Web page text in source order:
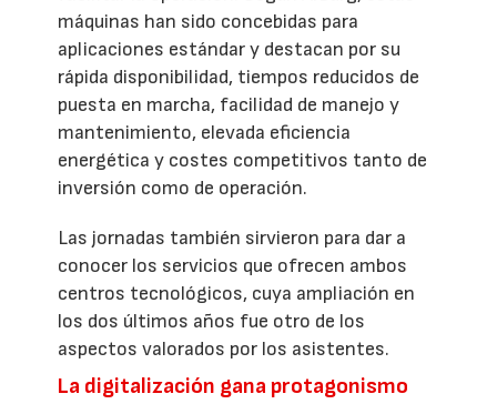
máquinas han sido concebidas para
aplicaciones estándar y destacan por su
rápida disponibilidad, tiempos reducidos de
puesta en marcha, facilidad de manejo y
mantenimiento, elevada eficiencia
energética y costes competitivos tanto de
inversión como de operación.
Las jornadas también sirvieron para dar a
conocer los servicios que ofrecen ambos
centros tecnológicos, cuya ampliación en
los dos últimos años fue otro de los
aspectos valorados por los asistentes.
La digitalización gana protagonismo